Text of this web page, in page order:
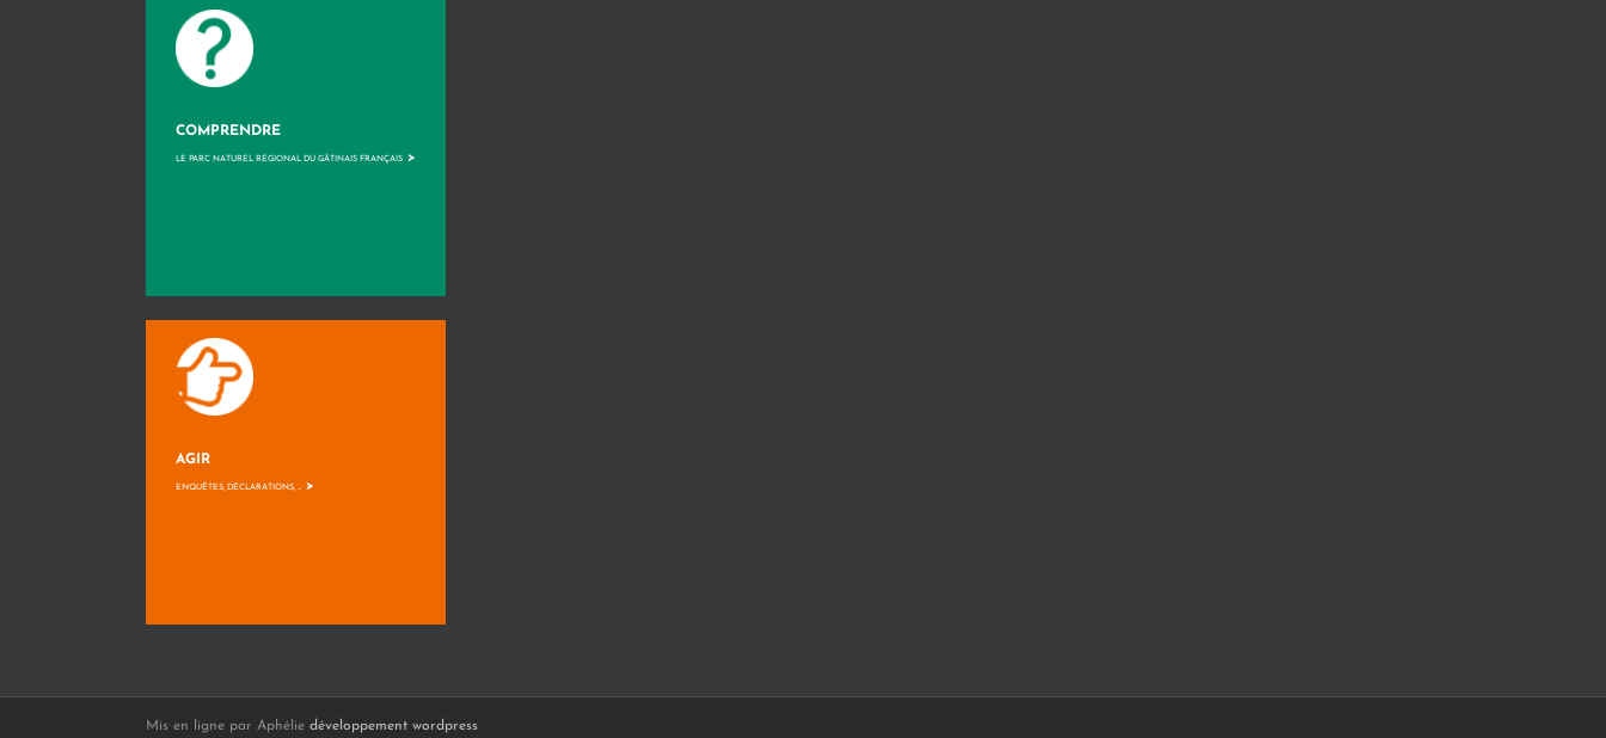
COMPRENDRE
LE PARC NATUREL RÉGIONAL DU GÂTINAIS FRANÇAIS >
AGIR
ENQUÊTES, DÉCLARATIONS, ... >
Mis en ligne par Aphélie développement wordpress